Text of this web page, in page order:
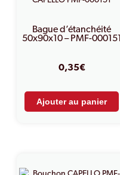
Bague d’étanchéité
50x90x10 – PMF-000151
0,35€
Ajouter au panier